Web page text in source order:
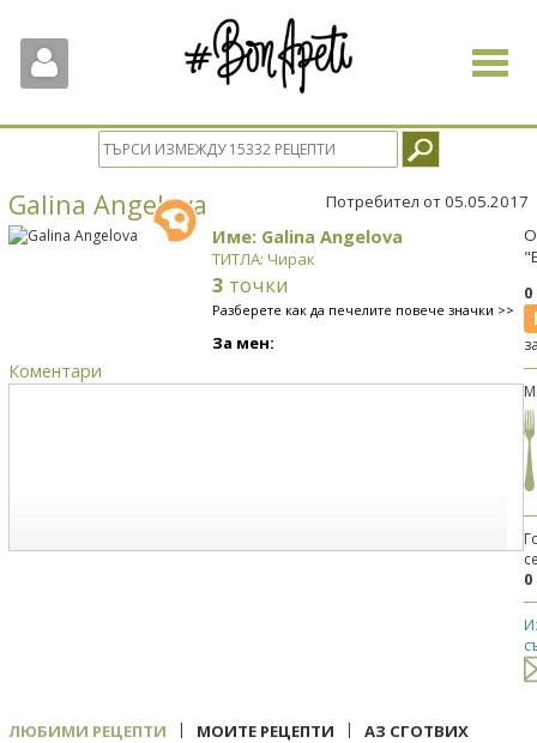
Toggle
Galina Angelova Потребител от 05.05.2017
Име: Galina Angelova
ТИТЛА: Чирак
3 точки
Разберете как да печелите повече значки >>
За мен:
Коментари
0
ЛЮБИМИ РЕЦЕПТИ | МОИТЕ РЕЦЕПТИ | АЗ СГОТВИХ